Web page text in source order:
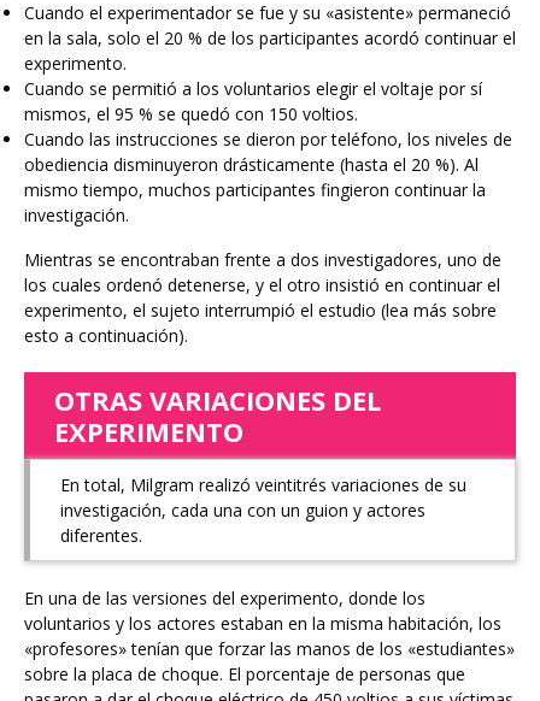
Cuando el experimentador se fue y su «asistente» permaneció
en la sala, solo el 20 % de los participantes acordó continuar el
experimento.
Cuando se permitió a los voluntarios elegir el voltaje por sí
mismos, el 95 % se quedó con 150 voltios.
Cuando las instrucciones se dieron por teléfono, los niveles de
obediencia disminuyeron drásticamente (hasta el 20 %). Al
mismo tiempo, muchos participantes fingieron continuar la
investigación.
Mientras se encontraban frente a dos investigadores, uno de
los cuales ordenó detenerse, y el otro insistió en continuar el
experimento, el sujeto interrumpió el estudio (lea más sobre
esto a continuación).
OTRAS VARIACIONES DEL
EXPERIMENTO
En total, Milgram realizó veintitrés variaciones de su
investigación, cada una con un guion y actores
diferentes.
En una de las versiones del experimento, donde los
voluntarios y los actores estaban en la misma habitación, los
«profesores» tenían que forzar las manos de los «estudiantes»
sobre la placa de choque. El porcentaje de personas que